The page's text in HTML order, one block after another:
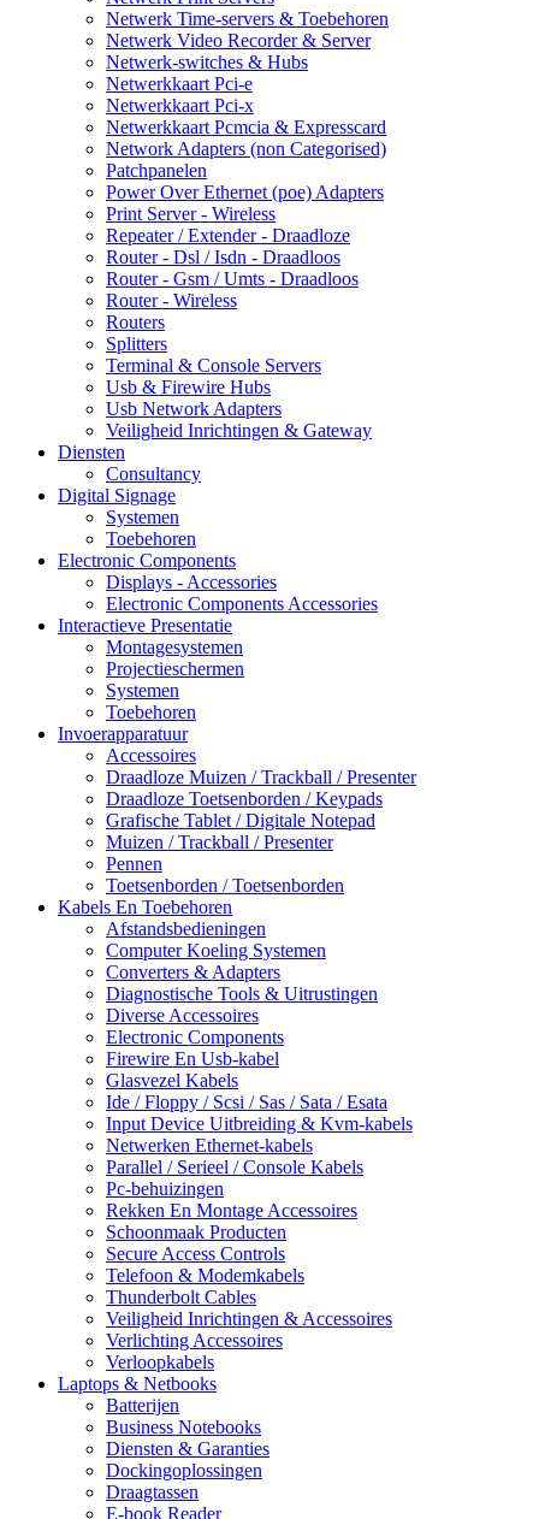
Netwerk Time-servers & Toebehoren
Netwerk Video Recorder & Server
Netwerk-switches & Hubs
Netwerkkaart Pci-e
Netwerkkaart Pci-x
Netwerkkaart Pcmcia & Expresscard
Network Adapters (non Categorised)
Patchpanelen
Power Over Ethernet (poe) Adapters
Print Server - Wireless
Repeater / Extender - Draadloze
Router - Dsl / Isdn - Draadloos
Router - Gsm / Umts - Draadloos
Router - Wireless
Routers
Splitters
Terminal & Console Servers
Usb & Firewire Hubs
Usb Network Adapters
Veiligheid Inrichtingen & Gateway
Diensten
Consultancy
Digital Signage
Systemen
Toebehoren
Electronic Components
Displays - Accessories
Electronic Components Accessories
Interactieve Presentatie
Montagesystemen
Projectieschermen
Systemen
Toebehoren
Invoerapparatuur
Accessoires
Draadloze Muizen / Trackball / Presenter
Draadloze Toetsenborden / Keypads
Grafische Tablet / Digitale Notepad
Muizen / Trackball / Presenter
Pennen
Toetsenborden / Toetsenborden
Kabels En Toebehoren
Afstandsbedieningen
Computer Koeling Systemen
Converters & Adapters
Diagnostische Tools & Uitrustingen
Diverse Accessoires
Electronic Components
Firewire En Usb-kabel
Glasvezel Kabels
Ide / Floppy / Scsi / Sas / Sata / Esata
Input Device Uitbreiding & Kvm-kabels
Netwerken Ethernet-kabels
Parallel / Serieel / Console Kabels
Pc-behuizingen
Rekken En Montage Accessoires
Schoonmaak Producten
Secure Access Controls
Telefoon & Modemkabels
Thunderbolt Cables
Veiligheid Inrichtingen & Accessoires
Verlichting Accessoires
Verloopkabels
Laptops & Netbooks
Batterijen
Business Notebooks
Diensten & Garanties
Dockingoplossingen
Draagtassen
E-book Reader